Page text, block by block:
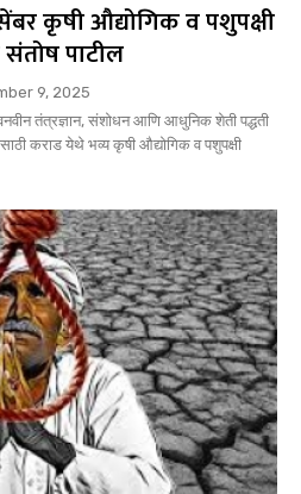
कृषी औद्योगिक व पशुपक्षी
संतोष पाटील
9, 2025
कराड येथे भव्य कृषी औद्योगिक व पशुपक्षी